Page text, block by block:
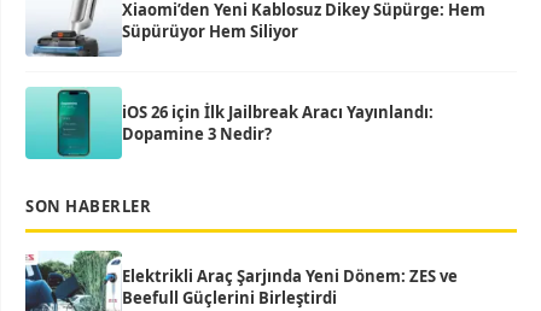
Xiaomi’den Yeni Kablosuz Dikey Süpürge: Hem
Süpürüyor Hem Siliyor
iOS 26 için İlk Jailbreak Aracı Yayınlandı:
Dopamine 3 Nedir?
SON HABERLER
Elektrikli Araç Şarjında Yeni Dönem: ZES ve
Beefull Güçlerini Birleştirdi